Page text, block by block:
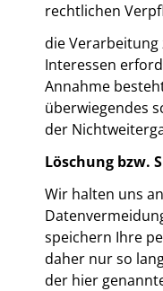
rechtlichen
die
Interessen
Annahme
überwiegendes
der
Löschung bzw.
Wir halten uns
speichern Ihre
daher nur so
der hier